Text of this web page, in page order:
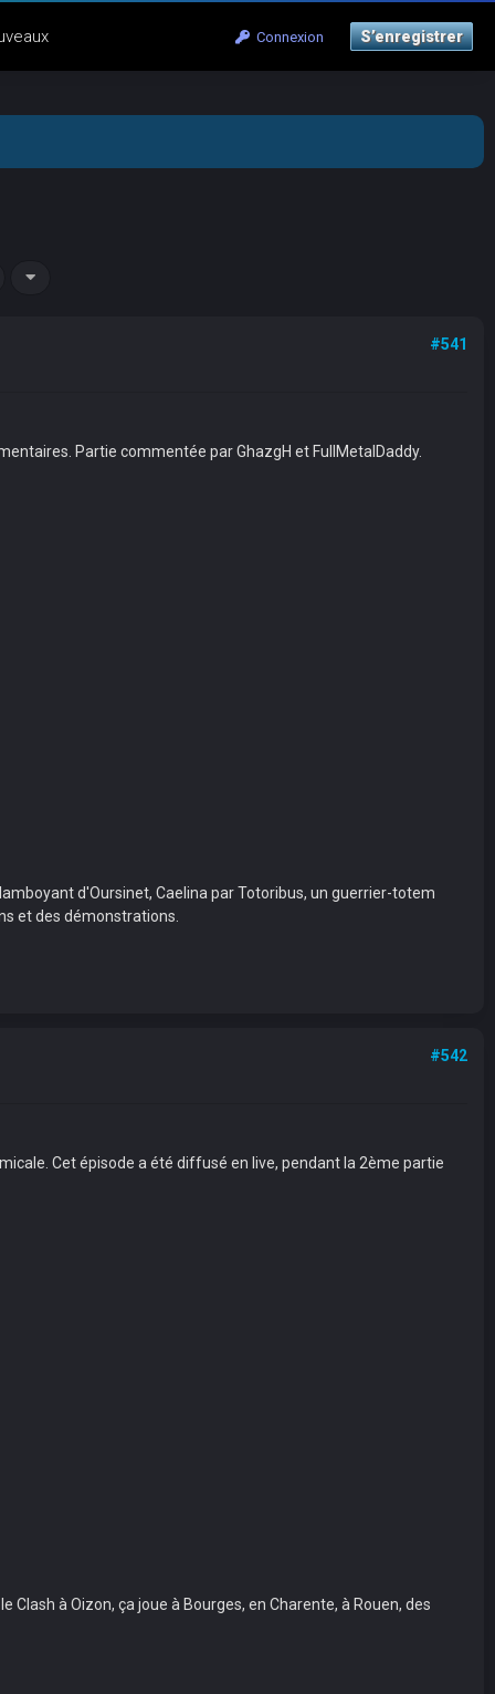
Connexion S’enregistrer
#541
Partie commentée par GhazgH et FullMetalDaddy.
d'Oursinet, Caelina par Totoribus, un guerrier-totem
et des démonstrations.
#542
Cet épisode a été diffusé en live, pendant la 2ème partie
à Oizon, ça joue à Bourges, en Charente, à Rouen, des